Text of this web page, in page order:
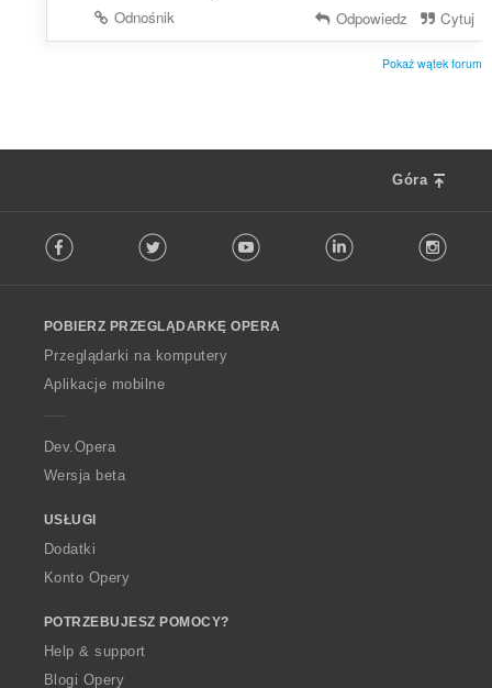
Odnośnik
Odpowiedz Cytuj
Pokaż wątek forum
Góra
o
w
O
p
a
Facebook Twitter Youtube LinkedIn
POBIERZ PRZEGLĄDARKĘ OPERA
Przeglądarki na komputery
Aplikacje mobilne
Dev.Opera
Wersja beta
USŁUGI
Dodatki
Konto Opery
POTRZEBUJESZ POMOCY?
Help & support
Blogi Opery